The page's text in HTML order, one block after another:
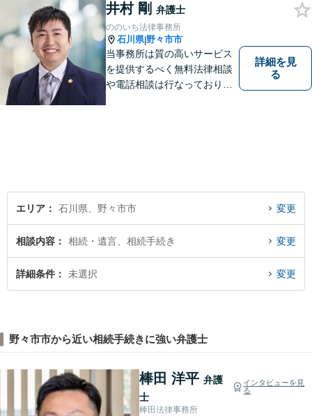
産、個人再生、任意整理）
や、 離婚、相続、交通事故、
慰謝料などの問題解決をお手
伝いします
井村 剛 弁護士
ののいち法律事務所
石川県|野々市市
当事務所は質の高いサービス
を提供するべく無料法律相談
や電話相談は行なっておりま
室】
詳細を見
る
エリア 石川県、野々市市 変更
相談内容 相続・遺言、相続手続き 変更
詳細条件 未選択 変更
野々市市から近い相続手続きに強い弁護士
棒田 洋平 弁護
士
インタビューを見
る
棒田法律事務所